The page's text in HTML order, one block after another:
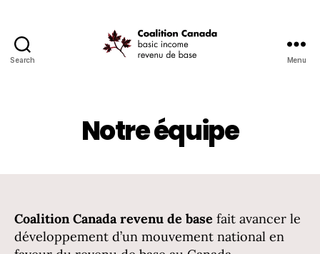
Search Menu
Notre équipe
Coalition Canada revenu de base fait avancer le
développement d’un mouvement national en